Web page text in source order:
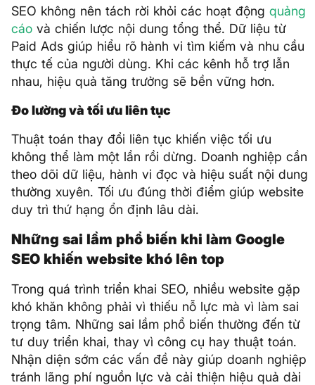
SEO không nên tách rời khỏi các hoạt động quảng
cáo và chiến lược nội dung tổng thể. Dữ liệu từ
Paid Ads giúp hiểu rõ hành vi tìm kiếm và nhu cầu
thực tế của người dùng. Khi các kênh hỗ trợ lẫn
nhau, hiệu quả tăng trưởng sẽ bền vững hơn.
Đo lường và tối ưu liên tục
Thuật toán thay đổi liên tục khiến việc tối ưu
không thể làm một lần rồi dừng. Doanh nghiệp cần
theo dõi dữ liệu, hành vi đọc và hiệu suất nội dung
thường xuyên. Tối ưu đúng thời điểm giúp website
duy trì thứ hạng ổn định lâu dài.
Những sai lầm phổ biến khi làm Google
SEO khiến website khó lên top
Trong quá trình triển khai SEO, nhiều website gặp
khó khăn không phải vì thiếu nỗ lực mà vì làm sai
trọng tâm. Những sai lầm phổ biến thường đến từ
tư duy triển khai, thay vì công cụ hay thuật toán.
Nhận diện sớm các vấn đề này giúp doanh nghiệp
tránh lãng phí nguồn lực và cải thiện hiệu quả dài